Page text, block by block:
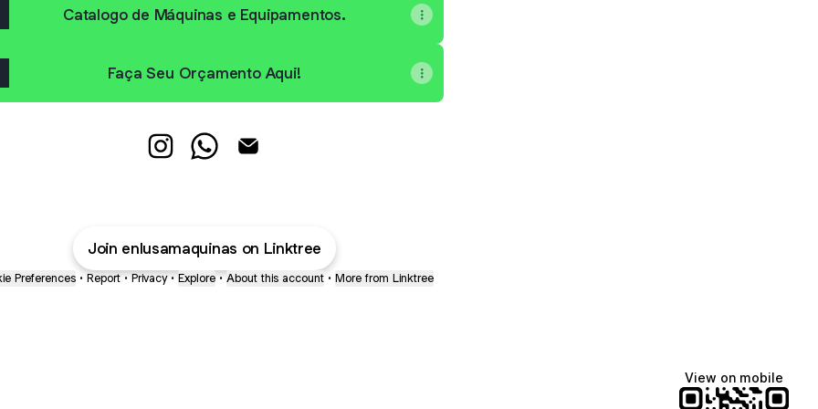
Catalogo de Máquinas e Equipamentos.
Faça Seu Orçamento Aqui!
Join enlusamaquinas on Linktree
Preferences • Report • Privacy • Explore • About this account • More from Linktree
View on mobile